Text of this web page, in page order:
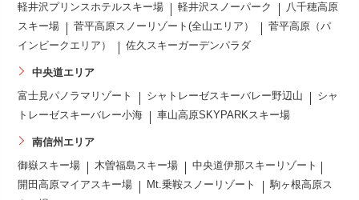
軽井沢プリンスホテルスキー場 軽井沢スノーパーク
八千穂高原
スキー場
菅平高原スノーリゾート(全山エリア）
菅平高原（パ
インビークエリア）
佐久スキーガーデンパラダ
中央道エリア
富士見パノラマリゾート シャトレーゼスキーバレー野辺山
シャ
トレーゼスキーバレー小海
車山高原SKYPARKスキー場
南信州エリア
御嶽スキー場 木曽福島スキー場
中央道伊那スキーリゾート
開田高原マイアスキー場
Mt.乗鞍スノーリゾート
駒ヶ根高原ス